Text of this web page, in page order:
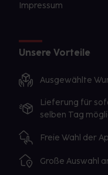
Impressum
Unsere Vorteile
Ausgewählte
Lieferung für
selben Tag
Freie Wahl der
Große Auswahl